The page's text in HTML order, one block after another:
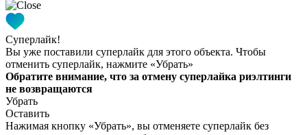
Суперлайк!
Вы уже поставили суперлайк для этого объекта. Чтобы
отменить суперлайк, нажмите «Убрать»
Обратите внимание, что за отмену суперлайка риэлтинги
не возвращаются
Убрать
Оставить
Нажимая кнопку «Убрать», вы отменяете суперлайк без